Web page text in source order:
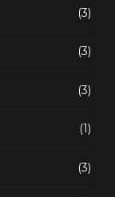
(3)
(3)
(3)
(1)
(3)